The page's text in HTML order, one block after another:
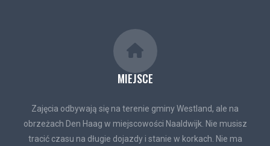
MIEJSCE
Zajęcia odbywają się na terenie gminy Westland, ale na
obrzeżach Den Haag w miejscowości Naaldwijk. Nie musisz
tracić czasu na długie dojazdy i stanie w korkach. Nie ma